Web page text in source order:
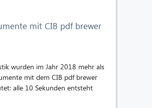
mit CIB pdf brewer
wurden im Jahr 2018 mehr als
mit dem CIB pdf brewer
alle 10 Sekunden entsteht